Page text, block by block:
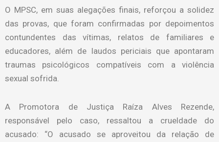
O MPSC, em suas alegações finais, reforçou a solidez
das provas, que foram confirmadas por depoimentos
contundentes das vítimas, relatos de familiares e
educadores, além de laudos periciais que apontaram
traumas psicológicos compatíveis com a violência
sexual sofrida.
A Promotora de Justiça Raíza Alves Rezende,
responsável pelo caso, ressaltou a crueldade do
acusado: “O acusado se aproveitou da relação de